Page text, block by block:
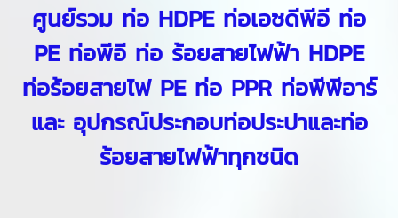
ศูนย์รวม ท่อ HDPE ท่อเอซดีพีอี ท่อ
PE ท่อพีอี ท่อ ร้อยสายไฟฟ้า HDPE
ท่อร้อยสายไฟ PE ท่อ PPR ท่อพีพีอาร์
และ อุปกรณ์ประกอบท่อประปาและท่อ
ร้อยสายไฟฟ้าทุกชนิด